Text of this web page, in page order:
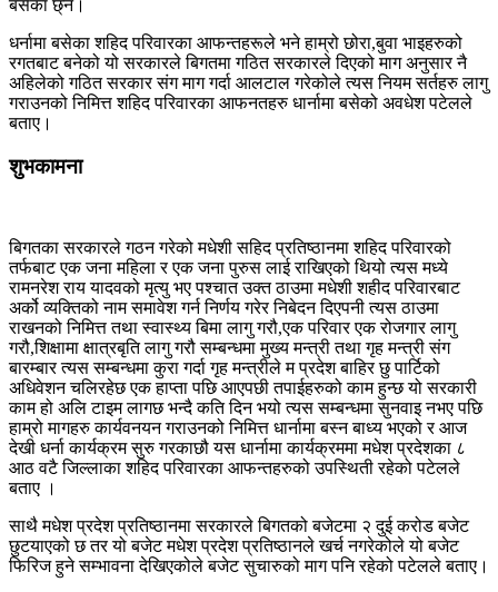
बसेका छ्न।
धर्नामा बसेका शहिद परिवारका आफन्तहरूले भने हाम्रो छोरा,बुवा भाइहरुको
रगतबाट बनेको यो सरकारले बिगतमा गठित सरकारले दिएको माग अनुसार नै
अहिलेको गठित सरकार संग माग गर्दा आलटाल गरेकोले त्यस नियम सर्तहरु लागु
गराउनको निमित्त शहिद परिवारका आफनतहरु धार्नामा बसेको अवधेश पटेलले
बताए।
शुभकामना
बिगतका सरकारले गठन गरेको मधेशी सहिद प्रतिष्ठानमा शहिद परिवारको
तर्फबाट एक जना महिला र एक जना पुरुस लाई राखिएको थियो त्यस मध्ये
रामनरेश राय यादवको मृत्यु भए पश्चात उक्त ठाउमा मधेशी शहीद परिवारबाट
अर्को व्यक्तिको नाम समावेश गर्न निर्णय गरेर निबेदन दिएपनी त्यस ठाउमा
राखनको निमित्त तथा स्वास्थ्य बिमा लागु गरौ,एक परिवार एक रोजगार लागु
गरौ,शिक्षामा क्षात्रबृति लागु गरौ सम्बन्धमा मुख्य मन्त्री तथा गृह मन्त्री संग
बारम्बार त्यस सम्बन्धमा कुरा गर्दा गृह मन्त्रीले म प्रदेश बाहिर छु पार्टिको
अधिवेशन चलिरहेछ एक हाप्ता पछि आएपछी तपाईहरुको काम हुन्छ यो सरकारी
काम हो अलि टाइम लागछ भन्दै कति दिन भयो त्यस सम्बन्धमा सुनवाइ नभए पछि
हाम्रो मागहरु कार्यवनयन गराउनको निमित्त धार्नामा बस्न बाध्य भएको र आज
देखी धर्ना कार्यक्रम सुरु गरकाछौ यस धार्नामा कार्यक्रममा मधेश प्रदेशका ८
आठ वटै जिल्लाका शहिद परिवारका आफन्तहरुको उपस्थिती रहेको पटेलले
बताए ।
साथै मधेश प्रदेश प्रतिष्ठानमा सरकारले बिगतको बजेटमा २ दुई करोड बजेट
छुटयाएको छ तर यो बजेट मधेश प्रदेश प्रतिष्ठानले खर्च नगरेकोले यो बजेट
फिरिज हुने सम्भावना देखिएकोले बजेट सुचारुको माग पनि रहेको पटेलले बताए।